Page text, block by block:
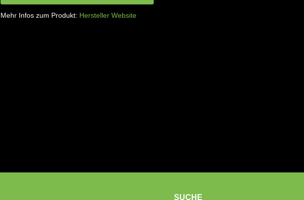
Mehr Infos zum Produkt: Hersteller Website
SUCHE